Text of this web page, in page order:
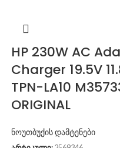
HP 230W AC
Charger 19.5V
TPN-LA10
ORIGINAL
ნოუთბუქის დამტენები